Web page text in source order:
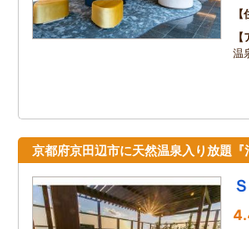
温
京都府京田辺市に天然温泉入り放題『